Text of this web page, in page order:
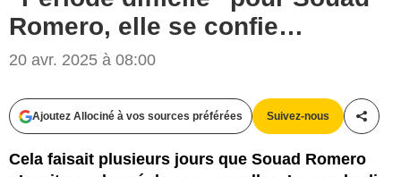
Romero, elle se confie…
20 avr. 2025 à 08:00
Ajoutez Allociné à vos sources préférées Suivez-nous
Cela faisait plusieurs jours que Souad Romero